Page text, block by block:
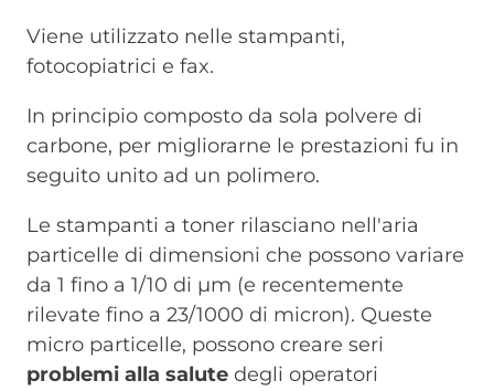
Viene utilizzato nelle stampanti,
fotocopiatrici e fax.
In principio composto da sola polvere di
carbone, per migliorarne le prestazioni fu in
seguito unito ad un polimero.
Le stampanti a toner rilasciano nell'aria
particelle di dimensioni che possono variare
da 1 fino a 1/10 di µm (e recentemente
rilevate fino a 23/1000 di micron). Queste
micro particelle, possono creare seri
problemi alla salute degli operatori